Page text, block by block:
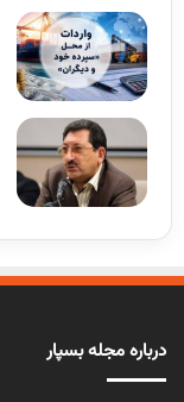
درباره مجله بسپار